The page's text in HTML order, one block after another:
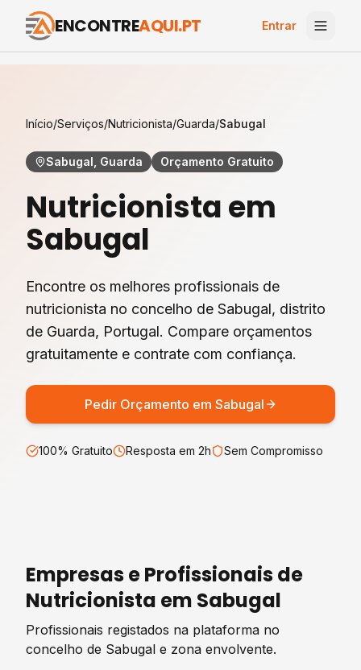
ENCONTREAQUI.PT Entrar
Início/Serviços/Nutricionista/Guarda/Sabugal
Sabugal, Guarda Orçamento Gratuito
Nutricionistaem
Sabugal
Encontre os melhores profissionais de
nutricionista no concelho de Sabugal, distrito
de Guarda, Portugal. Compare orçamentos
gratuitamente e contrate com confiança.
Pedir Orçamento em Sabugal
100% Gratuito Resposta em 2h Sem Compromisso
Empresas e Profissionais de
Nutricionista em Sabugal
Profissionais registados na plataforma no
concelho de Sabugal e zona envolvente.